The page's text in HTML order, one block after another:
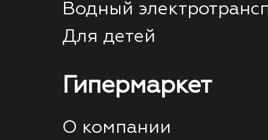
Водный
Для детей
Гипермаркет
О компании